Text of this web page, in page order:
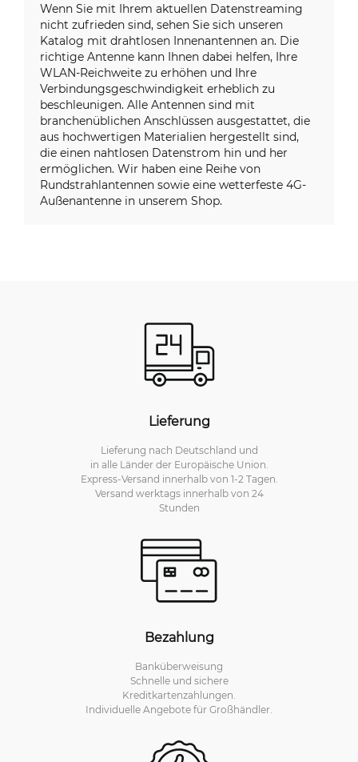
Wenn Sie mit Ihrem aktuellen Datenstreaming
nicht zufrieden sind, sehen Sie sich unseren
Katalog mit drahtlosen Innenantennen an. Die
richtige Antenne kann Ihnen dabei helfen, Ihre
WLAN-Reichweite zu erhöhen und Ihre
Verbindungsgeschwindigkeit erheblich zu
beschleunigen. Alle Antennen sind mit
branchenüblichen Anschlüssen ausgestattet, die
aus hochwertigen Materialien hergestellt sind,
die einen nahtlosen Datenstrom hin und her
ermöglichen. Wir haben eine Reihe von
Rundstrahlantennen sowie eine wetterfeste 4G-
Außenantenne in unserem Shop.
Lieferung
Lieferung nach Deutschland und
in alle Länder der Europäische Union.
Express-Versand innerhalb von 1-2 Tagen.
Versand werktags innerhalb von 24
Stunden
Bezahlung
Banküberweisung
Schnelle und sichere
Kreditkartenzahlungen.
Individuelle Angebote für Großhändler.